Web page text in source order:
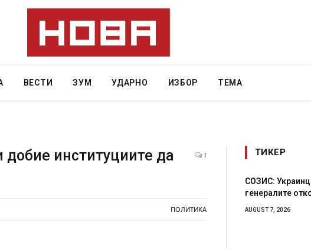
ВЕСТИ ЗУМ УДАРНО ИЗБОР ТЕМА
институциите да
1
ПОЛИТИКА
ТИКЕР
СОЗИС:
генералите
AUGUST 7, 2026